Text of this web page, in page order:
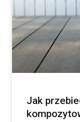
Jak